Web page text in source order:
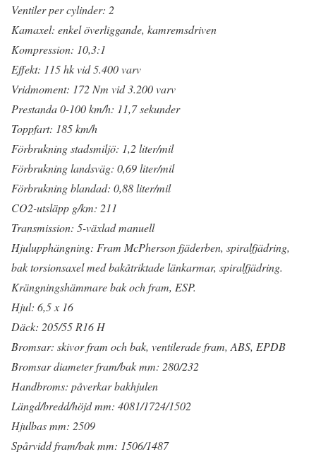
Ventiler per cylinder: 2
Kamaxel: enkel överliggande, kamremsdriven
Kompression: 10,3:1
Effekt: 115 hk vid 5.400 varv
Vridmoment: 172 Nm vid 3.200 varv
Prestanda 0-100 km/h: 11,7 sekunder
Toppfart: 185 km/h
Förbrukning stadsmiljö: 1,2 liter/mil
Förbrukning landsväg: 0,69 liter/mil
Förbrukning blandad: 0,88 liter/mil
CO2-utsläpp g/km: 211
Transmission: 5-växlad manuell
Hjulupphängning: Fram McPherson fjäderben, spiralfjädring,
bak torsionsaxel med bakåtriktade länkarmar, spiralfjädring.
Krängningshämmare bak och fram, ESP.
Hjul: 6,5 x 16
Däck: 205/55 R16 H
Bromsar: skivor fram och bak, ventilerade fram, ABS, EPDB
Bromsar diameter fram/bak mm: 280/232
Handbroms: påverkar bakhjulen
Längd/bredd/höjd mm: 4081/1724/1502
Hjulbas mm: 2509
Spårvidd fram/bak mm: 1506/1487